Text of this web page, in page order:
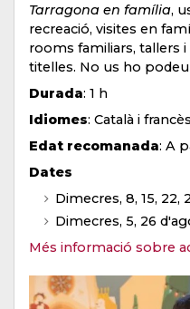
Tarragona en família,
recreació, visites en
rooms familiars, tallers
titelles. No us ho
Durada: 1 h
Idiomes: Català i
Edat recomanada: A
Dates
Dimecres, 8, 15, 22,
Dimecres, 5, 26
Més informació sobre